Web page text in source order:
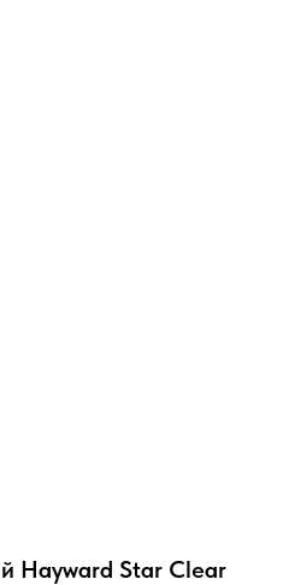
Hayward Star Clear